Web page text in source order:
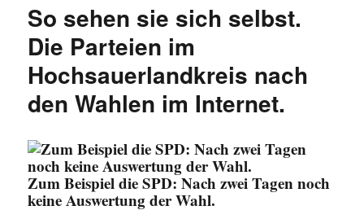
So sehen sie sich selbst.
Die Parteien im
Hochsauerlandkreis nach
den Wahlen im Internet.
Zum Beispiel die SPD: Nach zwei Tagen noch
keine Auswertung der Wahl.